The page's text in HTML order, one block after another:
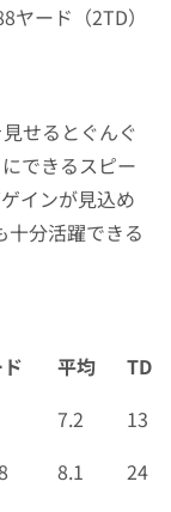
ード（2TD）
せるとぐんぐ
できるスピー
インが見込め
十分活躍できる
平均
TD
平均 TD
7.2
13
8.1
24